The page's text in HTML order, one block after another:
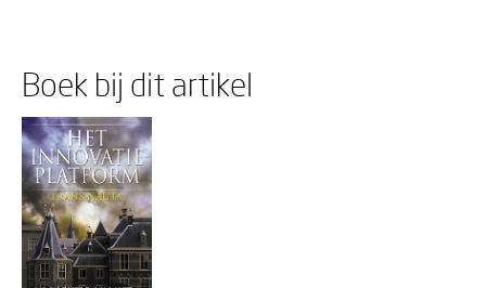
Boek bij dit artikel